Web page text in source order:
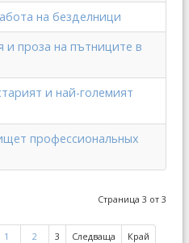
на безделници
и проза на пътниците в
и най-големият
профессиональных
Страница 3 от 3
1 2 3 Следваща Край